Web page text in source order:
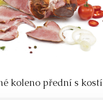
koleno přední s kostí